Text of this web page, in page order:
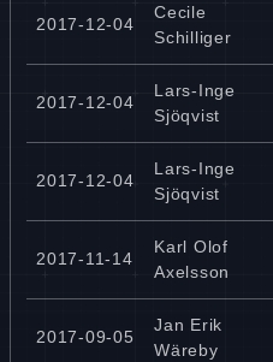
2017-12-04
Cecile
Schilliger
2017-12-04
Lars-Inge
Sjöqvist
2017-12-04
Lars-Inge
Sjöqvist
2017-11-14
Karl Olof
Axelsson
2017-09-05
Jan Erik
Wäreby